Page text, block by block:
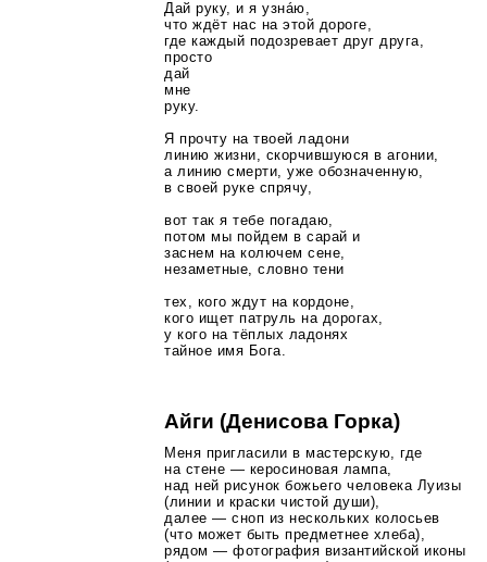
Дай руку, и я узнáю,
что ждёт нас на этой дороге,
где каждый подозревает друг друга,
просто
дай
мне
руку.
Я прочту на твоей ладони
линию жизни, скорчившуюся в агонии,
а линию смерти, уже обозначенную,
в своей руке спрячу,
вот так я тебе погадаю,
потом мы пойдем в сарай и
заснем на колючем сене,
незаметные, словно тени
тех, кого ждут на кордоне,
кого ищет патруль на дорогах,
у кого на тёплых ладонях
тайное имя Бога.
Айги (Денисова Горка)
Меня пригласили в мастерскую, где
на стене — керосиновая лампа,
над ней рисунок божьего человека Луизы
(линии и краски чистой души),
далее — сноп из нескольких колосьев
(что может быть предметнее хлеба),
рядом — фотография византийской иконы